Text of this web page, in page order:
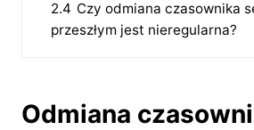
2.4 Czy odmiana czasownika
przeszłym jest nieregularna?
Odmiana